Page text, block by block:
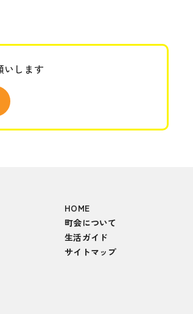
いします
HOME
町会について
生活ガイド
サイトマップ